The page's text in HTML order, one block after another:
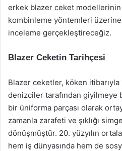
erkek blazer ceket
kombinleme yöntemleri
inceleme gerçekleştireceğiz.
Blazer Ceketin Tarihçesi
Blazer ceketler, köken itibarıyla
denizciler tarafından giyilmeye
bir üniforma parçası olarak
zamanla zarafeti ve şıklığı
dönüşmüştür. 20. yüzyılın
hem iş dünyasında hem de